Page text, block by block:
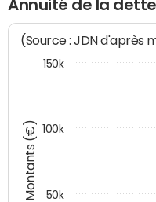
Annuité de la
Montants (€)
(Source : JDN d'après
50k
100k
150k